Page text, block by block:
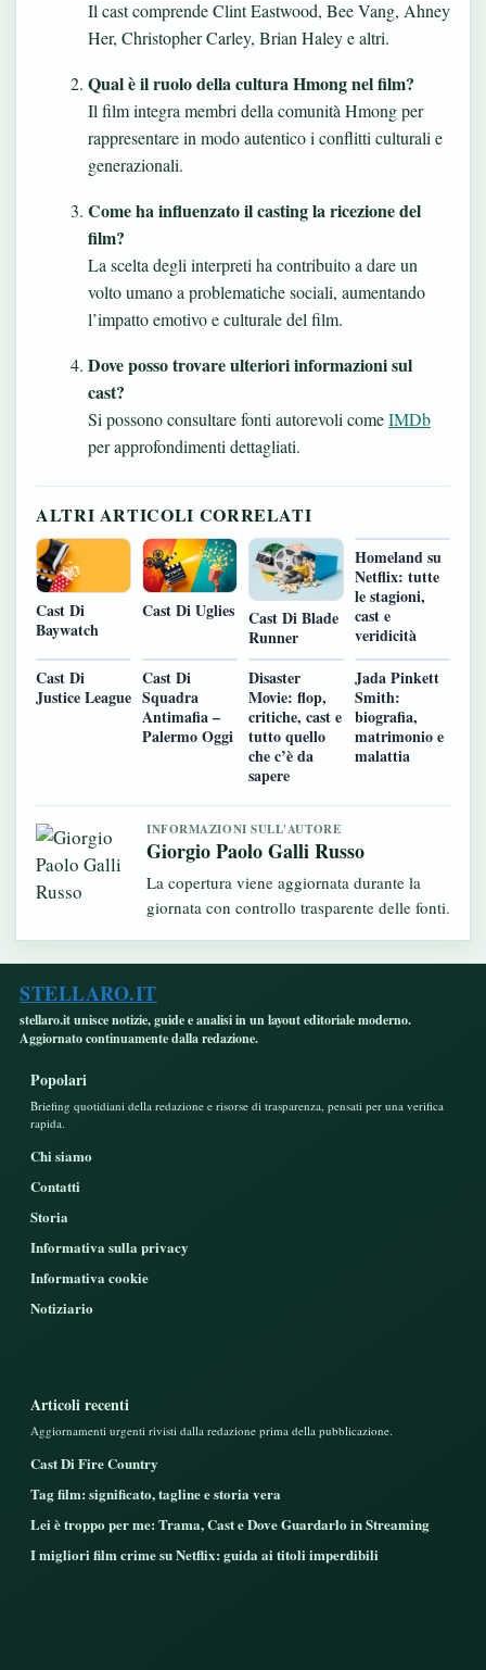
Il cast comprende Clint Eastwood, Bee Vang, Ahney
Her, Christopher Carley, Brian Haley e altri.
Qual è il ruolo della cultura Hmong nel film?
Il film integra membri della comunità Hmong per
rappresentare in modo autentico i conflitti culturali e
generazionali.
Come ha influenzato il casting la ricezione del
film?
La scelta degli interpreti ha contribuito a dare un
volto umano a problematiche sociali, aumentando
l’impatto emotivo e culturale del film.
Dove posso trovare ulteriori informazioni sul
cast?
Si possono consultare fonti autorevoli comeIMDb
per approfondimenti dettagliati.
ALTRI ARTICOLI CORRELATI
Cast Di
Baywatch
Cast Di Uglies
Cast Di Blade
Runner
Homeland su
Netflix: tutte
le stagioni,
cast e
veridicità
Cast Di
Justice League
Cast Di
Squadra
Antimafia –
Palermo Oggi
Disaster
Movie: flop,
critiche, cast e
tutto quello
che c’è da
sapere
Jada Pinkett
Smith:
biografia,
matrimonio e
malattia
INFORMAZIONI SULL'AUTORE
Giorgio Paolo Galli Russo
La copertura viene aggiornata durante la
giornata con controllo trasparente delle fonti.
STELLARO.IT
stellaro.it unisce notizie, guide e analisi in un layout editoriale moderno.
Aggiornato continuamente dalla redazione.
Popolari
Briefing quotidiani della redazione e risorse di trasparenza, pensati per una verifica
rapida.
Chi siamo
Contatti
Storia
Informativa sulla privacy
Informativa cookie
Notiziario
Articoli recenti
Aggiornamenti urgenti rivisti dalla redazione prima della pubblicazione.
Cast Di Fire Country
Tag film: significato, tagline e storia vera
Lei è troppo per me: Trama, Cast e Dove Guardarlo in Streaming
I migliori film crime su Netflix: guida ai titoli imperdibili